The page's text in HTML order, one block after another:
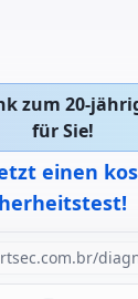
zum 20-
für Sie!
einen